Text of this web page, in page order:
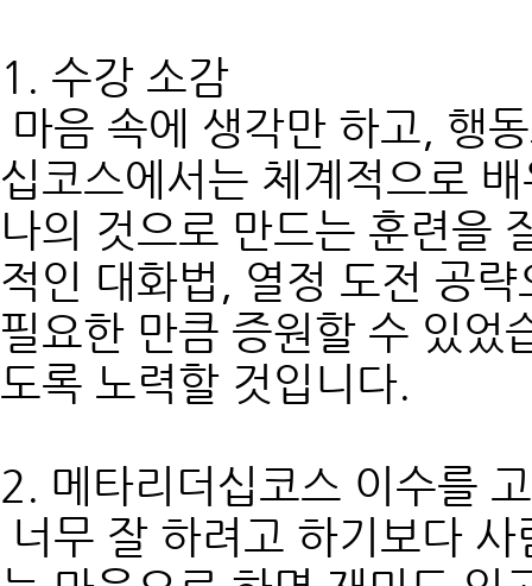
1. 수강 소감
마음 속에 생각만 하고, 행
십코스에서는 체계적으로
나의 것으로 만드는 훈련을
적인 대화법, 열정 도전 공
필요한 만큼 증원할 수 있었
도록 노력할 것입니다.
2. 메타리더십코스 이수를
너무 잘 하려고 하기보다